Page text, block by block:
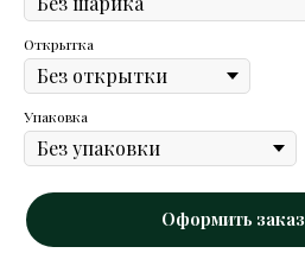
Открытка
Упаковка
Оформить заказ